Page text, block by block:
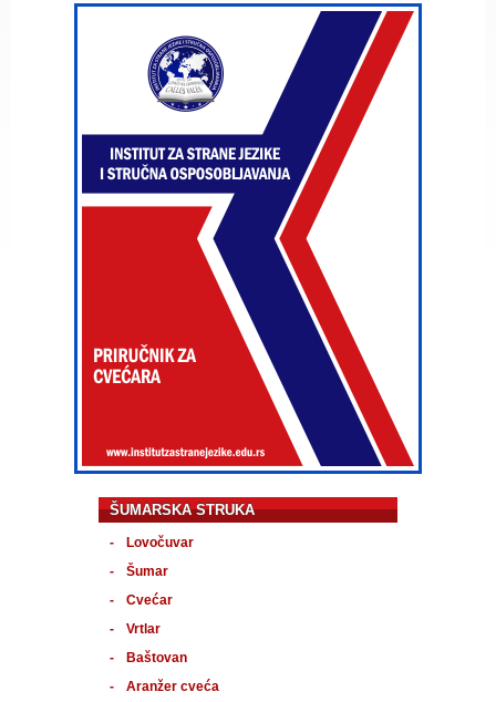
ŠUMARSKA STRUKA
Lovočuvar
Šumar
Cvećar
Vrtlar
Baštovan
Aranžer cveća